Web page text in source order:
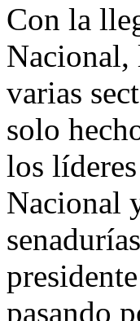
Con la
Nacional,
varias
solo
los
Nacional
pasando